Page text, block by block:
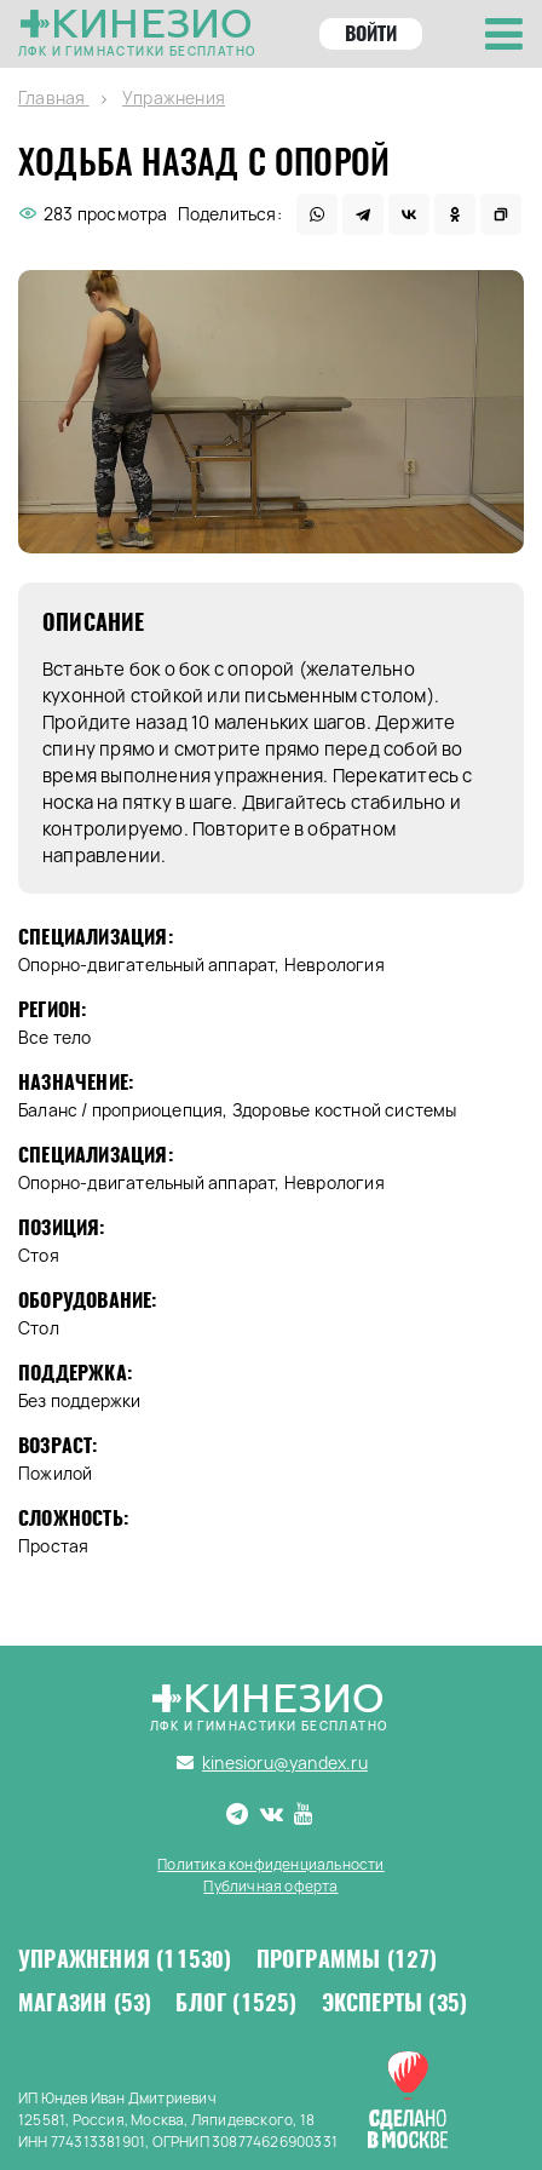
КИНЕЗИО
ЛФК И ГИМНАСТИКИ БЕСПЛАТНО
ВОЙТИ
Главная Упражнения
ХОДЬБА НАЗАД С ОПОРОЙ
283 просмотра Поделиться:
ОПИСАНИЕ
Встаньте бок о бок с опорой (желательно
кухонной стойкой или письменным столом).
Пройдите назад 10 маленьких шагов. Держите
спину прямо и смотрите прямо перед собой во
время выполнения упражнения. Перекатитесь с
носка на пятку в шаге. Двигайтесь стабильно и
контролируемо. Повторите в обратном
направлении.
СПЕЦИАЛИЗАЦИЯ:
Опорно-двигательный аппарат, Неврология
РЕГИОН:
Все тело
НАЗНАЧЕНИЕ:
Баланс / проприоцепция, Здоровье костной системы
СПЕЦИАЛИЗАЦИЯ:
Опорно-двигательный аппарат, Неврология
ПОЗИЦИЯ:
Стоя
ОБОРУДОВАНИЕ:
Стол
ПОДДЕРЖКА:
Без поддержки
ВОЗРАСТ:
Пожилой
СЛОЖНОСТЬ:
Простая
КИНЕЗИО
ЛФК И ГИМНАСТИКИ БЕСПЛАТНО
kinesioru@yandex.ru
Политика конфиденциальности
Публичная оферта
УПРАЖНЕНИЯ (11530) ПРОГРАММЫ (127)
МАГАЗИН (53) БЛОГ (1525) ЭКСПЕРТЫ (35)
ИП Юндев Иван Дмитриевич
125581, Россия, Москва, Ляпидевского, 18
ИНН 774313381901, ОГРНИП 308774626900331